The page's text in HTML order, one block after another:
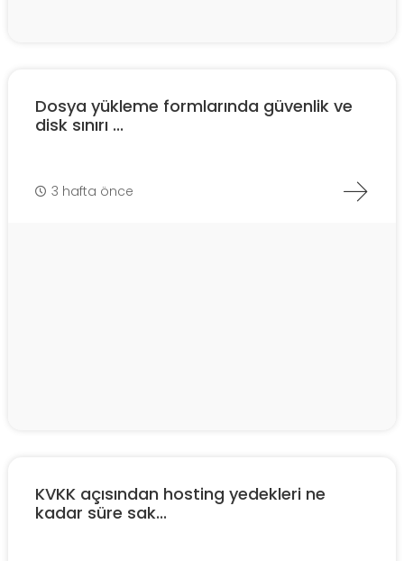
Dosya yükleme formlarında güvenlik ve
disk sınırı ...
3 hafta önce
KVKK açısından hosting yedekleri ne
kadar süre sak...